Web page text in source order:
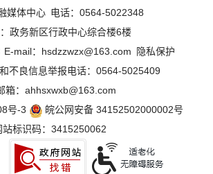
媒体中心 电话：0564-5022348
政务新区行政中心综合楼6楼
E-mail：hsdzzwzx@163.com
隐私保护
不良信息举报电话：0564-5025409
箱：ahhsxwxb@163.com
号-3
皖公网安备 34152502000002号
站标识码：3415250062